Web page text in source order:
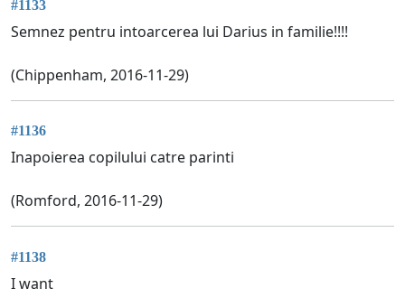
#1133
Semnez pentru intoarcerea lui Darius in familie!!!!
(Chippenham, 2016-11-29)
#1136
Inapoierea copilului catre parinti
(Romford, 2016-11-29)
#1138
I want